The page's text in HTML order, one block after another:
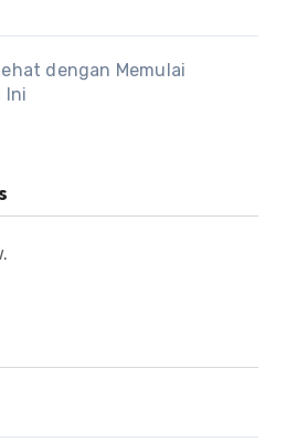
dengan Memulai
Ini